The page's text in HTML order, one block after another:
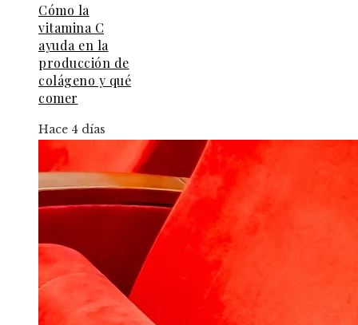
Cómo la
vitamina C
ayuda en la
producción de
colágeno y qué
comer
Hace 4 días